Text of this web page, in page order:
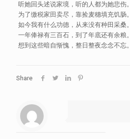
听她回头述说家境，听的人都为她悲伤。
为了缴税家田卖尽，靠捡麦穗填充饥肠。
如今我有什么功德，从来没有种田采桑。
一年俸禄有三百石，到了年底还有余粮。
想到这些暗自惭愧，整日整夜念念不忘。
Share